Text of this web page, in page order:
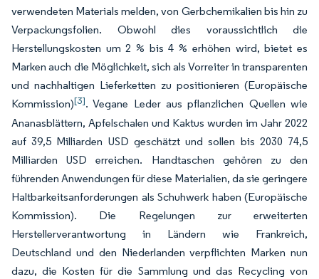
verwendeten Materials melden, von Gerbchemikalien bis hin zu
Verpackungsfolien. Obwohl dies voraussichtlich die
Herstellungskosten um 2 % bis 4 % erhöhen wird, bietet es
Marken auch die Möglichkeit, sich als Vorreiter in transparenten
und nachhaltigen Lieferketten zu positionieren (Europäische
Kommission)[3]. Vegane Leder aus pflanzlichen Quellen wie
Ananasblättern, Apfelschalen und Kaktus wurden im Jahr 2022
auf 39,5 Milliarden USD geschätzt und sollen bis 2030 74,5
Milliarden USD erreichen. Handtaschen gehören zu den
führenden Anwendungen für diese Materialien, da sie geringere
Haltbarkeitsanforderungen als Schuhwerk haben (Europäische
Kommission). Die Regelungen zur erweiterten
Herstellerverantwortung in Ländern wie Frankreich,
Deutschland und den Niederlanden verpflichten Marken nun
dazu, die Kosten für die Sammlung und das Recycling von